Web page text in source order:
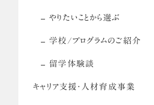
やりたいことから選ぶ
学校/プログラムのご紹介
留学体験談
キャリア支援・人材育成事業